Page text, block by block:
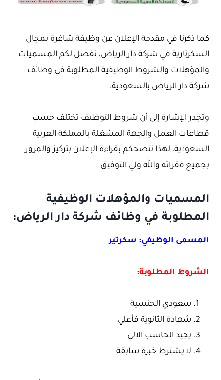
كما ذكرنا في مقدمة الإعلان عن وظيفة شاغرة بمجال
السكرتارية في شركة دار الرياض، نفصل لكم المسميات
والمؤهلات والشروط الوظيفية المطلوبة في وظائف
شركة دار الرياض بالسعودية.
وتجدر الإشارة إلى أن شروط التوظيف تختلف حسب
قطاعات العمل والجهة المشغلة بالمملكة العربية
السعودية، لهذا ننصحكم بقراءة الإعلان بتركيز والمرور
بجميع فقراته والله ولي التوفيق.
المسميات والمؤهلات الوظيفية
المطلوبة في وظائف شركة دار الرياض:
المسمى الوظيفي: سكرتير
الشروط المطلوبة:
سعودي الجنسية
شهادة الثانوية فأعلي
يجيد الحاسب الآلي
لا يشترط خبرة سابقة